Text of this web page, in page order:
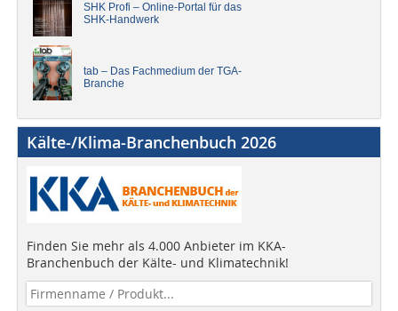
SHK Profi – Online-Portal für das
SHK-Handwerk
tab – Das Fachmedium der TGA-
Branche
Kälte-/Klima-Branchenbuch 2026
Finden Sie mehr als 4.000 Anbieter im KKA-
Branchenbuch der Kälte- und Klimatechnik!